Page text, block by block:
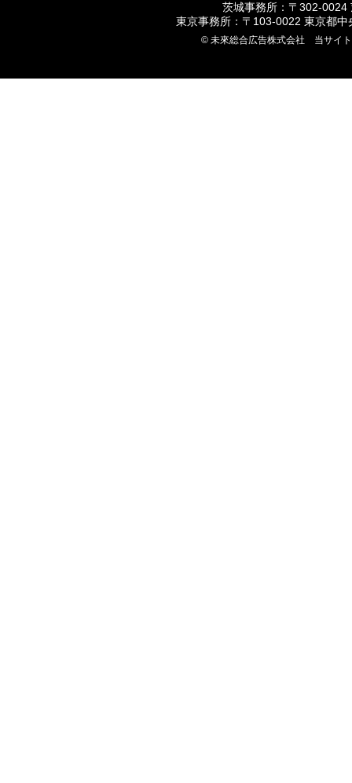
茨城事務所：〒302-0024
東京事務所：〒103-0022 東京都
© 未來総合広告株式会社 当サイ